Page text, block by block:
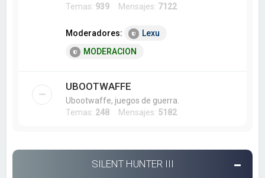
Temas: 939 Mensajes: 7122
Moderadores:
Lexu
MODERACION
UBOOTWAFFE
Ubootwaffe, juegos de guerra.
Temas: 248 Mensajes: 5182
SILENT HUNTER III